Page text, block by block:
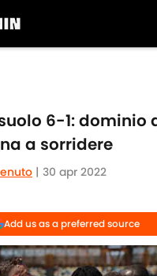
6-1: dominio
a sorridere
| 30 apr 2022
Add us as a preferred source